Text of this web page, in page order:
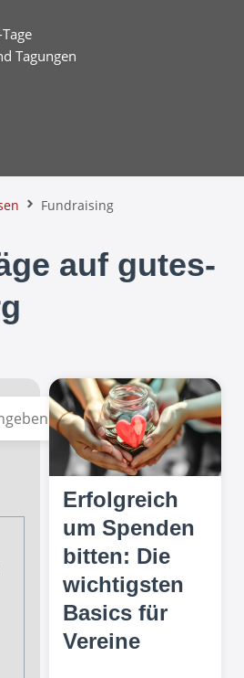
Tagungen
Fundraising
auf gutes-
Erfolgreich
um Spenden
bitten: Die
wichtigsten
Basics für
Vereine